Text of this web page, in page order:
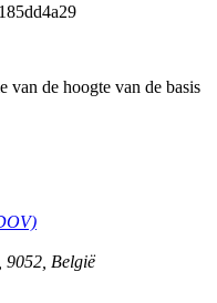
van de hoogte van de basis
9052 België